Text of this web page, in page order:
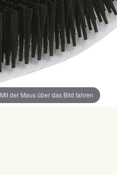
Mit der Maus über das Bild fahren